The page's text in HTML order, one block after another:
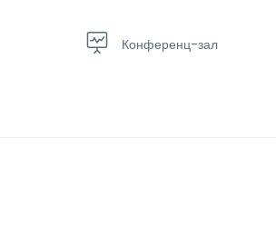
Конференц-зал